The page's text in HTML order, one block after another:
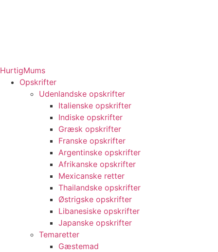
HurtigMums
Opskrifter
Udenlandske opskrifter
Italienske opskrifter
Indiske opskrifter
Græsk opskrifter
Franske opskrifter
Argentinske opskrifter
Afrikanske opskrifter
Mexicanske retter
Thailandske opskrifter
Østrigske opskrifter
Libanesiske opskrifter
Japanske opskrifter
Temaretter
Gæstemad